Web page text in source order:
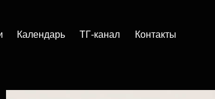
Календарь ТГ-канал Контакты